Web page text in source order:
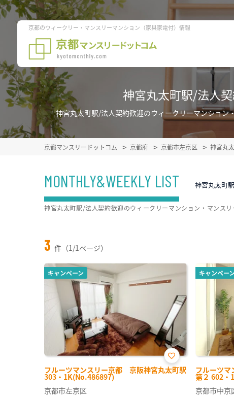
京都のウィークリー・マンスリーマンション（家具家電付）情報
神宮丸太町駅/法人
神宮丸太町駅/法人契約歓迎のウィークリーマンション
京都マンスリードットコム 京都府 京都市左京区 神宮丸
MONTHLY&WEEKLY LIST 神宮丸太町
3 件（1/1ページ）
キャンペーン
フルーツマンスリー京都 京阪神宮丸太町駅
303・1K(No.486897)
お気
に入
京都市左京区
キャンペーン
フルーツ
第２ 602
京都市中京
神宮丸太町駅/法人契約歓迎のウィークリーマンション・マンス